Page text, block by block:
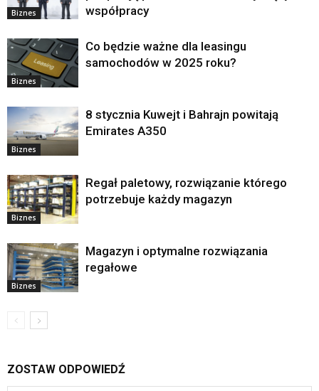
Biznes
współpracy
Biznes
Co będzie ważne dla leasingu
samochodów w 2025 roku?
Biznes
8 stycznia Kuwejt i Bahrajn powitają
Emirates A350
Biznes
Regał paletowy, rozwiązanie którego
potrzebuje każdy magazyn
Biznes
Magazyn i optymalne rozwiązania
regałowe
ZOSTAW ODPOWIEDŹ